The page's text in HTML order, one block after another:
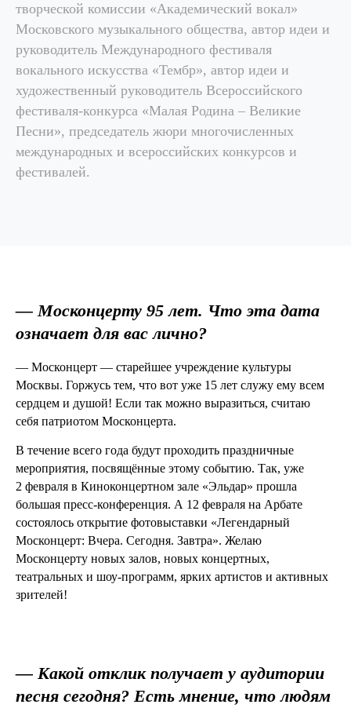
творческой комиссии «Академический вокал»
Московского музыкального общества, автор идеи и
руководитель Международного фестиваля
вокального искусства «Тембр», автор идеи и
художественный руководитель Всероссийского
фестиваля-конкурса «Малая Родина – Великие
Песни», председатель жюри многочисленных
международных и всероссийских конкурсов и
фестивалей.
— Москонцерту 95 лет. Что эта дата
означает для вас лично?
— Москонцерт — старейшее учреждение культуры
Москвы. Горжусь тем, что вот уже 15 лет служу ему всем
сердцем и душой! Если так можно выразиться, считаю
себя патриотом Москонцерта.
В течение всего года будут проходить праздничные
мероприятия, посвящённые этому событию. Так, уже
2 февраля в Киноконцертном зале «Эльдар» прошла
большая пресс-конференция. А 12 февраля на Арбате
состоялось открытие фотовыставки «Легендарный
Москонцерт: Вчера. Сегодня. Завтра». Желаю
Москонцерту новых залов, новых концертных,
театральных и шоу-программ, ярких артистов и активных
зрителей!
— Какой отклик получает у аудитории
песня сегодня? Есть мнение, что людям